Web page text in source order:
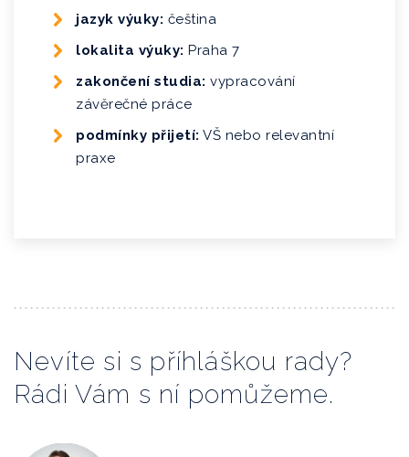
jazyk výuky: čeština
lokalita výuky: Praha 7
zakončení studia: vypracování
závěrečné práce
podmínky přijetí: VŠ nebo relevantní
praxe
Nevíte si s příhláškou rady?
Rádi Vám s ní pomůžeme.